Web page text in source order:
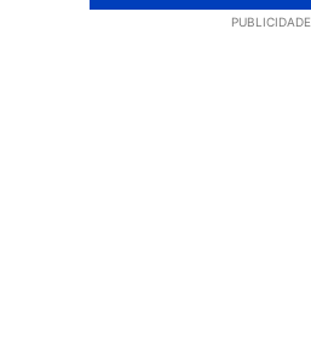
PUBLICIDADE